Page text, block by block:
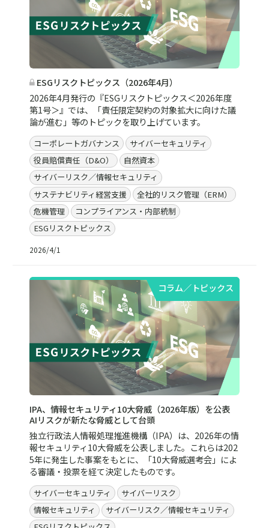
ESGリスクトピックス（2026年4月）
2026年4月発行の『ESGリスクトピックス＜2026年度
第1号＞』では、「責任限定契約の対象拡大に向けた議
論が進む」等のトピックを取り上げています。
コーポレートガバナンス
サイバーセキュリティ
役員賠償責任（D&O）
自然資本
サイバーリスク／情報セキュリティ
サステナビリティ経営支援
全社的リスク管理（ERM）
危機管理
コンプライアンス・内部統制
ESGリスクトピックス
2026/4/1
コラム／トピックス
IPA、情報セキュリティ10大脅威（2026年版）を公表
AIリスクが新たな脅威として台頭
独立行政法人情報処理推進機構（IPA）は、2026年の情
報セキュリティ10大脅威を公表しました。これらは202
5年に発生した事案をもとに、「10大脅威選考会」によ
る審議・投票を経て決定したものです。
サイバーセキュリティ
サイバーリスク
情報セキュリティ
サイバーリスク／情報セキュリティ